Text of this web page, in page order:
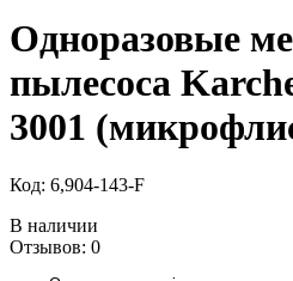
Одноразовые
пылесоса
3001
Код: 6,904-143-F
В наличии
Отзывов: 0